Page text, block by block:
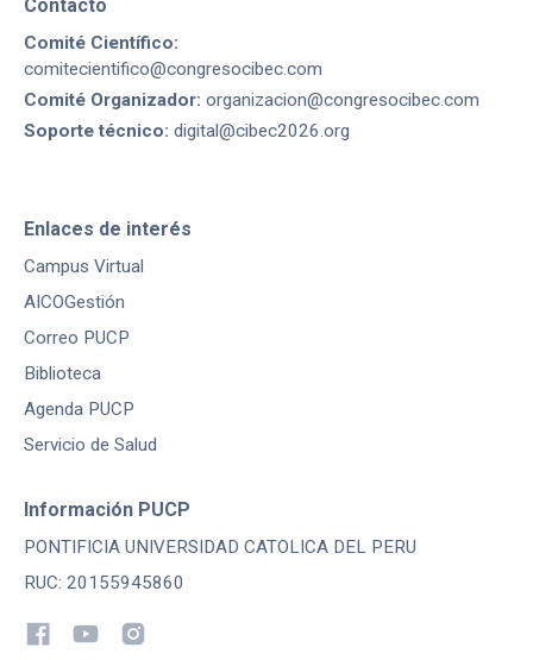
Contacto
Comité Científico:
comitecientifico@congresocibec.com
Comité Organizador: organizacion@congresocibec.com
Soporte técnico: digital@cibec2026.org
Enlaces de interés
Campus Virtual
AICOGestión
Correo PUCP
Biblioteca
Agenda PUCP
Servicio de Salud
Información PUCP
PONTIFICIA UNIVERSIDAD CATOLICA DEL PERU
RUC: 20155945860